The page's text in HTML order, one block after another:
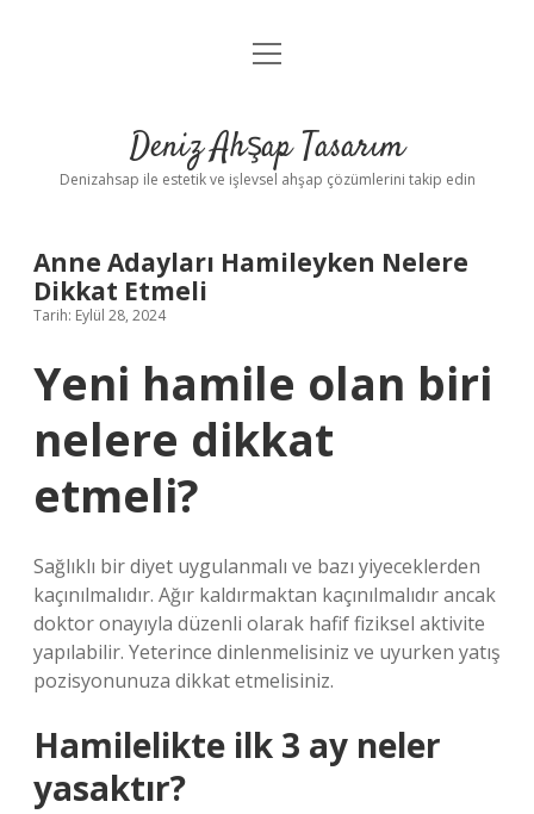
Anasayfa
Yasal Uyarı
menüyü
Deniz Ahşap Tasarım
Denizahsap ile estetik ve işlevsel ahşap çözümlerini takip edin
Anne Adayları Hamileyken Nelere
Dikkat Etmeli
Tarih: Eylül 28, 2024
Yeni hamile olan biri
nelere dikkat
etmeli?
Sağlıklı bir diyet uygulanmalı ve bazı yiyeceklerden
kaçınılmalıdır. Ağır kaldırmaktan kaçınılmalıdır ancak
doktor onayıyla düzenli olarak hafif fiziksel aktivite
yapılabilir. Yeterince dinlenmelisiniz ve uyurken yatış
pozisyonunuza dikkat etmelisiniz.
Hamilelikte ilk 3 ay neler
yasaktır?